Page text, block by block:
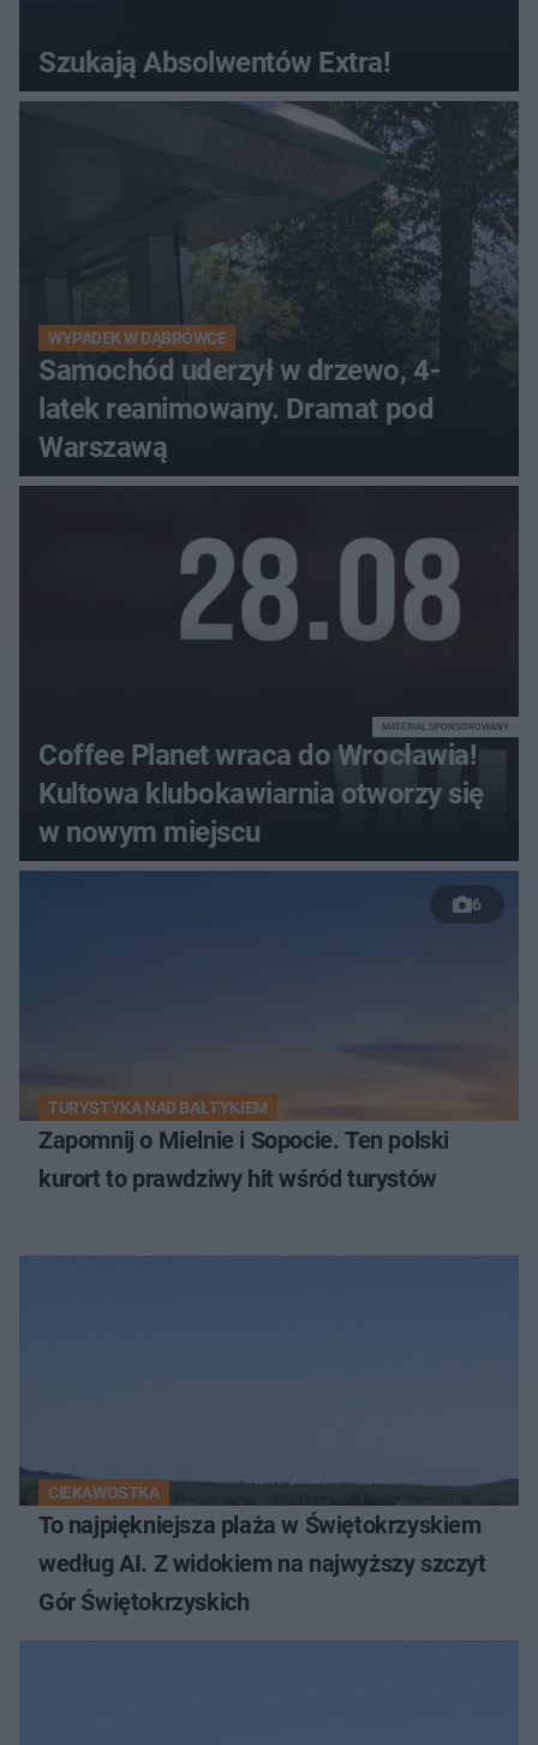
Szukają Absolwentów Extra!
WYPADEK W DĄBRÓWCE
Samochód uderzył w drzewo, 4-
latek reanimowany. Dramat pod
Warszawą
Coffee Planet wraca do Wrocławia!
Kultowa klubokawiarnia otworzy się
w nowym miejscu
MATERIAŁ SPONSOROWANY
6
TURYSTYKA NAD BAŁTYKIEM
Zapomnij o Mielnie i Sopocie. Ten polski
kurort to prawdziwy hit wśród turystów
CIEKAWOSTKA
To najpiękniejsza plaża w Świętokrzyskiem
według AI. Z widokiem na najwyższy szczyt
Gór Świętokrzyskich